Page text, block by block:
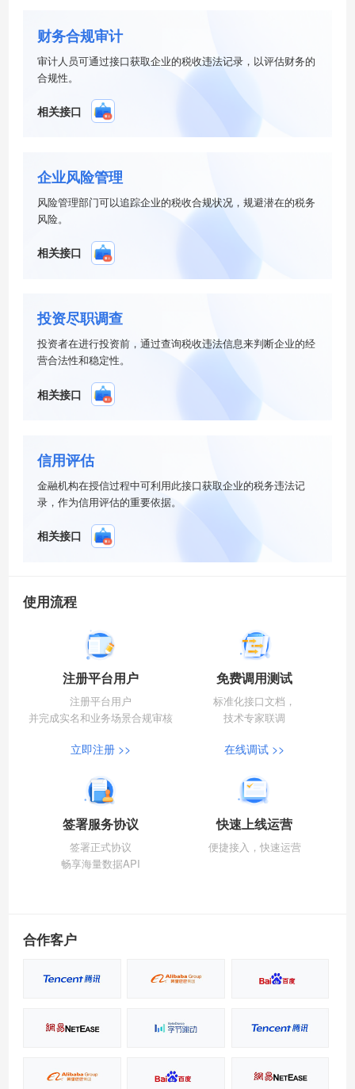
财务合规审计
审计人员可通过接口获取企业的税收违法记录，以评估财务的
合规性。
相关接口
企业风险管理
风险管理部门可以追踪企业的税收合规状况，规避潜在的税务
风险。
相关接口
投资尽职调查
投资者在进行投资前，通过查询税收违法信息来判断企业的经
营合法性和稳定性。
相关接口
信用评估
金融机构在授信过程中可利用此接口获取企业的税务违法记
录，作为信用评估的重要依据。
相关接口
使用流程
注册平台用户
注册平台用户
并完成实名和业务场景合规审核
立即注册 >>
免费调用测试
标准化接口文档，
技术专家联调
在线调试 >>
签署服务协议
签署正式协议
畅享海量数据API
快速上线运营
便捷接入，快速运营
合作客户